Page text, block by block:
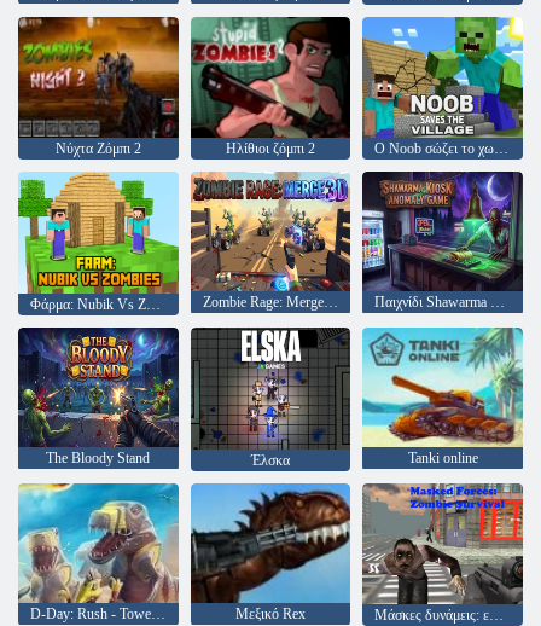
Νύχτα Ζόμπι 2 Ηλίθιοι ζόμπι 2 Ο Noob σώζει το χωριό
Zombie Rage: Merge 3D Παιχνίδι Shawarma Kiosk Anomaly
The Bloody Stand Έλσκα Tanki online
D-Day: Rush - Tower Defense Μεξικό Rex Μάσκες δυνάμεις: επιβίωση ζόμπι